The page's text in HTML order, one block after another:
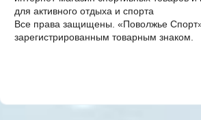
для активного отдыха и спорта
Все права защищены. «Поволжье
зарегистрированным товарным знаком.